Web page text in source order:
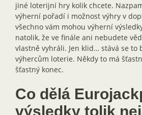
jiné loterijní hry kolik chcete.
výherní pořadí i možnost výhry v
všechno vám mohou výherní
natolik, že ve finále ani nebudete
vlastně vyhráli. Jen klid… stává se to
výhercům loterie. Někdy to má
šťastný konec.
Co dělá
výsledky tolik